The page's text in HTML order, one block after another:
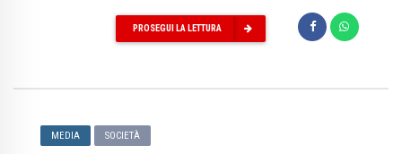
PROSEGUI LA LETTURA
MEDIA SOCIETÀ